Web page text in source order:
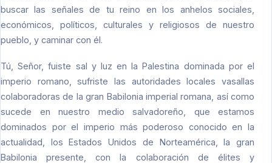
buscar las señales de tu reino en los anhelos sociales,
económicos, políticos, culturales y religiosos de nuestro
pueblo, y caminar con él.
Tú, Señor, fuiste sal y luz en la Palestina dominada por el
imperio romano, sufriste las autoridades locales vasallas
colaboradoras de la gran Babilonia imperial romana, así como
sucede en nuestro medio salvadoreño, que estamos
dominados por el imperio más poderoso conocido en la
actualidad, los Estados Unidos de Norteamérica, la gran
Babilonia presente, con la colaboración de élites y